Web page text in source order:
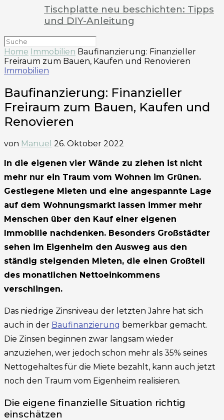
Tischplatte neu beschichten: Tipps
und DIY-Anleitung
Home Immobilien Baufinanzierung: Finanzieller
Freiraum zum Bauen, Kaufen und Renovieren
Immobilien
Baufinanzierung: Finanzieller
Freiraum zum Bauen, Kaufen und
Renovieren
von Manuel 26. Oktober 2022
In die eigenen vier Wände zu ziehen ist nicht
mehr nur ein Traum vom Wohnen im Grünen.
Gestiegene Mieten und eine angespannte Lage
auf dem Wohnungsmarkt lassen immer mehr
Menschen über den Kauf einer eigenen
Immobilie nachdenken. Besonders Großstädter
sehen im Eigenheim den Ausweg aus den
ständig steigenden Mieten, die einen Großteil
des monatlichen Nettoeinkommens
verschlingen.
Das niedrige Zinsniveau der letzten Jahre hat sich
auch in der Baufinanzierung bemerkbar gemacht.
Die Zinsen beginnen zwar langsam wieder
anzuziehen, wer jedoch schon mehr als 35% seines
Nettogehaltes für die Miete bezahlt, kann auch jetzt
noch den Traum vom Eigenheim realisieren.
Die eigene finanzielle Situation richtig
einschätzen